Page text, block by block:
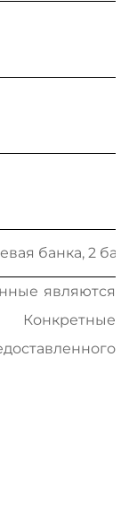
банка, 2
являются